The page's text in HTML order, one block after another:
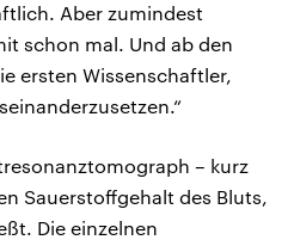
Aber zumindest
schon mal. Und ab den
ersten Wissenschaftler,
– kurz
Sauerstoffgehalt des Bluts,
Die einzelnen